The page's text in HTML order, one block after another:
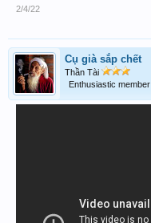
2/4/22
Cụ già sắp chết
Thần Tài
Enthusiastic member